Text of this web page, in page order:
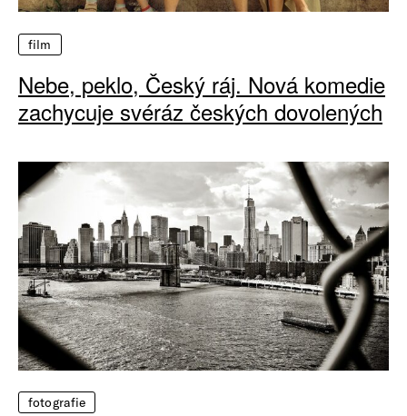
film
Nebe, peklo, Český ráj. Nová komedie
zachycuje svéráz českých dovolených
fotografie